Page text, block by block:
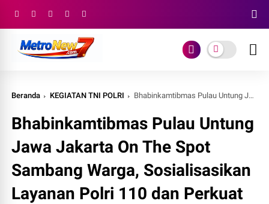
Beranda KEGIATAN TNI POLRI Bhabinkamtibmas Pulau Untung Jawa Jakarta On The Spot Sambang Warga, Sosialisasikan Layanan Polri 110 dan Perkuat Sinergi Kamtibmas
Bhabinkamtibmas Pulau Untung
Jawa Jakarta On The Spot
Sambang Warga, Sosialisasikan
Layanan Polri 110 dan Perkuat